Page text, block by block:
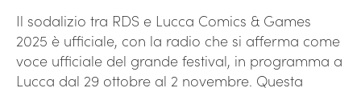
Il sodalizio tra RDS e Lucca Comics & Games
2025 è ufficiale, con la radio che si afferma come
voce ufficiale del grande festival, in programma a
Lucca dal 29 ottobre al 2 novembre. Questa